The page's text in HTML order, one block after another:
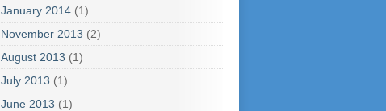
January 2014 (1)
November 2013 (2)
August 2013 (1)
July 2013 (1)
June 2013 (1)